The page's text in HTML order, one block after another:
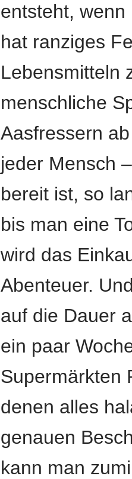
entsteht,
hat ranziges
Lebensmitteln
menschliche
Aasfressern
jeder Mensch
bereit ist, so
bis man eine
wird das
Abenteuer.
auf die Dauer
ein paar
Supermärkten
denen alles
genauen
kann man